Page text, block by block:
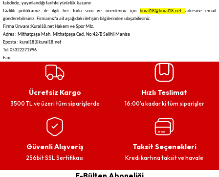
takdirde, yayınlandığı tarihte yürürlük kazanır.
Gizlilik politikamız ile ilgili her türlü soru ve önerileriniz için kural18@kural18.net adresine email
gönderebilirsiniz. Firmamız’a ait aşağıdaki iletişim bilgilerinden ulaşabilirsiniz.
Firma Ünvanı :Kural18.net Hakem ve Spor Mlz.
Adres : Mithatpaşa Mah. Mithatpaşa Cad. No:42/B Salihli Manisa
Eposta : kural18@kural18.net
Tel:05322271996
Fax:
Ücretsiz Kargo
3500 TL ve üzeri tüm siparişlerde
Hızlı Teslimat
16:00’a kadar ki tüm siparişler
Güvenli Alışveriş
256bit SSL Sertifikası
Taksit Seçenekleri
Kredi kartına taksit ve havale